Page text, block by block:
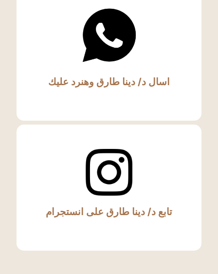
اسال د/ دينا طارق وهنرد عليك
تابع د/ دينا طارق على انستجرام